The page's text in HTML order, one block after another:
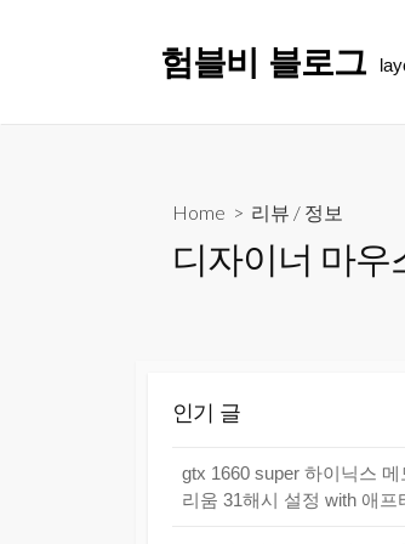
험블비 블로그
Home > 리뷰 / 정보
디자이너 마우
인기 글
gtx 1660 super 하이닉스 메
리움 31해시 설정 with 애프